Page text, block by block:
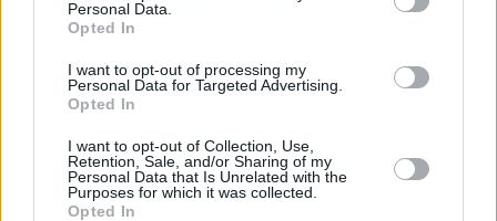
Personal Data.
Opted In
I want to opt-out of processing my
Personal Data for Targeted Advertising.
Opted In
I want to opt-out of Collection, Use,
Retention, Sale, and/or Sharing of my
Personal Data that Is Unrelated with the
Purposes for which it was collected.
Opted In
Παρέχουν ιατρική και ψυχολογική υποστήριξη στους
πληγέντες